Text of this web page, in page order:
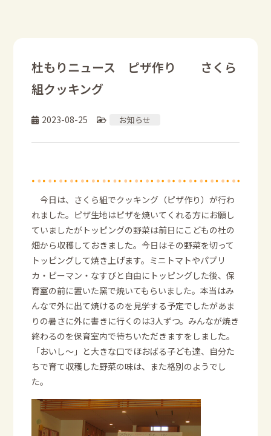
杜もりニュース ピザ作り さくら
組クッキング
2023-08-25 お知らせ
今日は、さくら組でクッキング（ピザ作り）が行わ
れました。ピザ生地はピザを焼いてくれる方にお願し
ていましたがトッピングの野菜は前日にこどもの杜の
畑から収穫しておきました。今日はその野菜を切って
トッピングして焼き上げます。ミニトマトやパプリ
カ・ピーマン・なすびと自由にトッピングした後、保
育室の前に置いた窯で焼いてもらいました。本当はみ
んなで外に出て焼けるのを見学する予定でしたがあま
りの暑さに外に書きに行くのは3人ずつ。みんなが焼き
終わるのを保育室内で待ちいただきますをしました。
「おいし～」と大きな口でほおばる子ども達、自分た
ちで育て収穫した野菜の味は、また格別のようでし
た。